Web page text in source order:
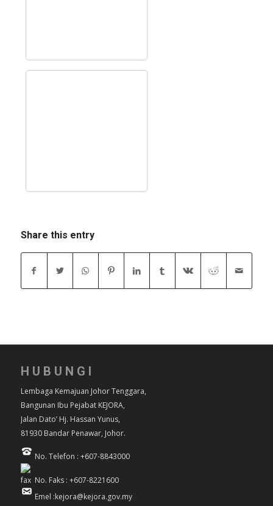
Share this entry
HUBUNGI
Lembaga Kemajuan Johor Tenggara,
Bangunan Ibu Pejabat KEJORA,
Jalan Dato’ Hj. Hassan Yunus,
81930 Bandar Penawar, Johor.
No. Telefon : +607-8843000
No. Faks : +607-8221600
Emel :kejora@kejora.gov.my